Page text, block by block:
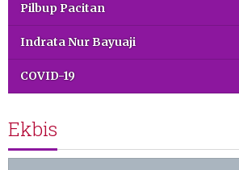
Pilbup Pacitan
Indrata Nur Bayuaji
COVID-19
Ekbis